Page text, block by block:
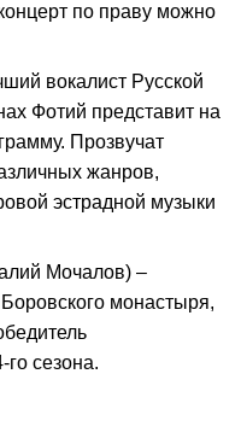
по праву можно
вокалист Русской
Фотий представит на
Прозвучат
жанров,
эстрадной музыки
Мочалов) –
монастыря,
сезона.